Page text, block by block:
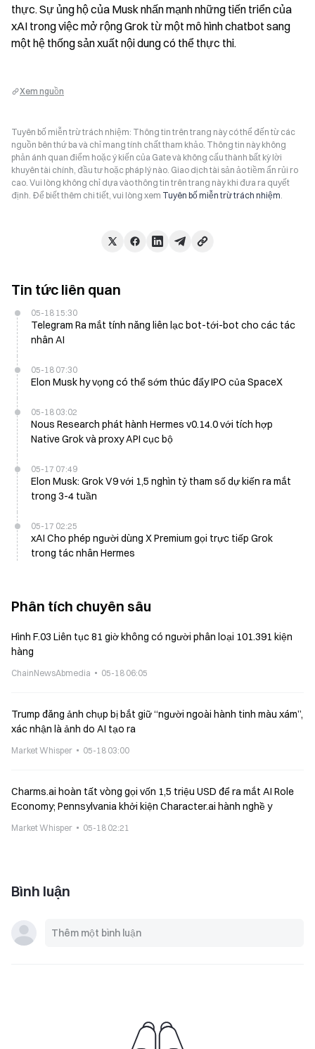
thực. Sự ủng hộ của Musk nhấn mạnh những tiến triển của
xAI trong việc mở rộng Grok từ một mô hình chatbot sang
một hệ thống sản xuất nội dung có thể thực thi.
Xem nguồn
Tuyên bố miễn trừ trách nhiệm: Thông tin trên trang này có thể đến từ các
nguồn bên thứ ba và chỉ mang tính chất tham khảo. Thông tin này không
phản ánh quan điểm hoặc ý kiến của Gate và không cấu thành bất kỳ lời
khuyên tài chính, đầu tư hoặc pháp lý nào. Giao dịch tài sản ảo tiềm ẩn rủi ro
cao. Vui lòng không chỉ dựa vào thông tin trên trang này khi đưa ra quyết
định. Để biết thêm chi tiết, vui lòng xem Tuyên bố miễn trừ trách nhiệm.
Tin tức liên quan
05-18 15:30
Telegram Ra mắt tính năng liên lạc bot-tới-bot cho các tác
nhân AI
05-18 07:30
Elon Musk hy vọng có thể sớm thúc đẩy IPO của SpaceX
05-18 03:02
Nous Research phát hành Hermes v0.14.0 với tích hợp
Native Grok và proxy API cục bộ
05-17 07:49
Elon Musk: Grok V9 với 1,5 nghìn tỷ tham số dự kiến ra mắt
trong 3-4 tuần
05-17 02:25
xAI Cho phép người dùng X Premium gọi trực tiếp Grok
trong tác nhân Hermes
Phân tích chuyên sâu
Hình F.03 Liên tục 81 giờ không có người phân loại 101.391 kiện
hàng
ChainNewsAbmedia 05-18 06:05
Trump đăng ảnh chụp bị bắt giữ “người ngoài hành tinh màu xám”,
xác nhận là ảnh do AI tạo ra
Market Whisper 05-18 03:00
Charms.ai hoàn tất vòng gọi vốn 1,5 triệu USD để ra mắt AI Role
Economy; Pennsylvania khởi kiện Character.ai hành nghề y
Market Whisper 05-18 02:21
Bình luận